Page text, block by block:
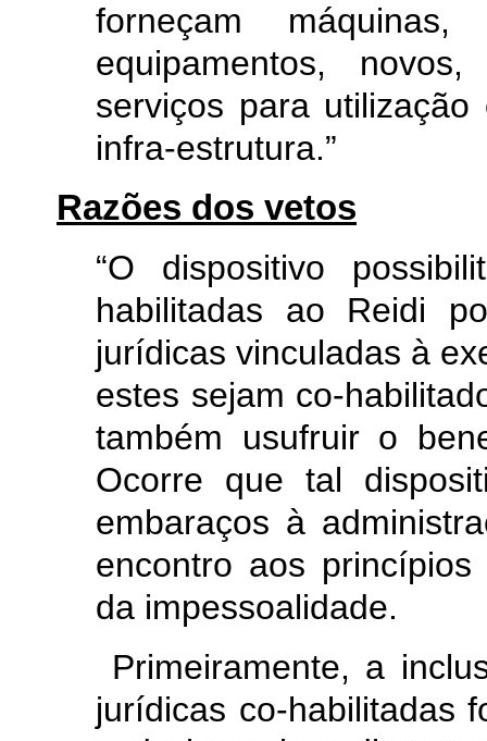
forneçam
equipamentos,
serviços para
infra-estrutura.”
Razões dos vetos
“O dispositivo
habilitadas ao Reidi
jurídicas vinculadas à
estes sejam co-
também usufruir o
Ocorre que tal
embaraços à
encontro aos
da impessoalidade.
Primeiramente, a
jurídicas co-habilitadas